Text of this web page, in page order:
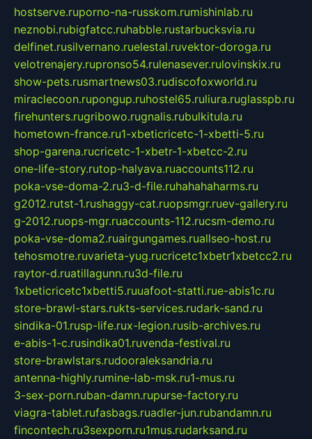
hostserve.ruporno-na-russkom.rumishinlab.ru
neznobi.rubigfatcc.ruhabble.rustarbucksvia.ru
delfinet.rusilvernano.ruelestal.ruvektor-doroga.ru
velotrenajery.rupronso54.rulenasever.rulovinskix.ru
show-pets.rusmartnews03.rudiscofoxworld.ru
miraclecoon.rupongup.ruhostel65.ruliura.ruglasspb.ru
firehunters.rugribowo.rugnalis.rubulkitula.ru
hometown-france.ru1-xbeticricetc-1-xbetti-5.ru
shop-garena.rucricetc-1-xbetr-1-xbetcc-2.ru
one-life-story.rutop-halyava.ruaccounts112.ru
poka-vse-doma-2.ru3-d-file.ruhahahaharms.ru
g2012.rutst-1.rushaggy-cat.ruopsmgr.ruev-gallery.ru
g-2012.ruops-mgr.ruaccounts-112.rucsm-demo.ru
poka-vse-doma2.ruairgungames.ruallseo-host.ru
tehosmotre.ruvarieta-yug.rucricetc1xbetr1xbetcc2.ru
raytor-d.ruatillagunn.ru3d-file.ru
1xbeticricetc1xbetti5.ruuafoot-statti.rue-abis1c.ru
store-brawl-stars.rukts-services.rudark-sand.ru
sindika-01.rusp-life.rux-legion.rusib-archives.ru
e-abis-1-c.rusindika01.ruvenda-festival.ru
store-brawlstars.rudooraleksandria.ru
antenna-highly.rumine-lab-msk.ru1-mus.ru
3-sex-porn.ruban-damn.rupurse-factory.ru
viagra-tablet.rufasbags.ruadler-jun.rubandamn.ru
fincontech.ru3sexporn.ru1mus.rudarksand.ru